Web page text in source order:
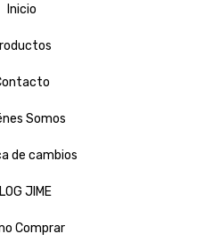
Inicio
Somos
de cambios
JIME
Comprar